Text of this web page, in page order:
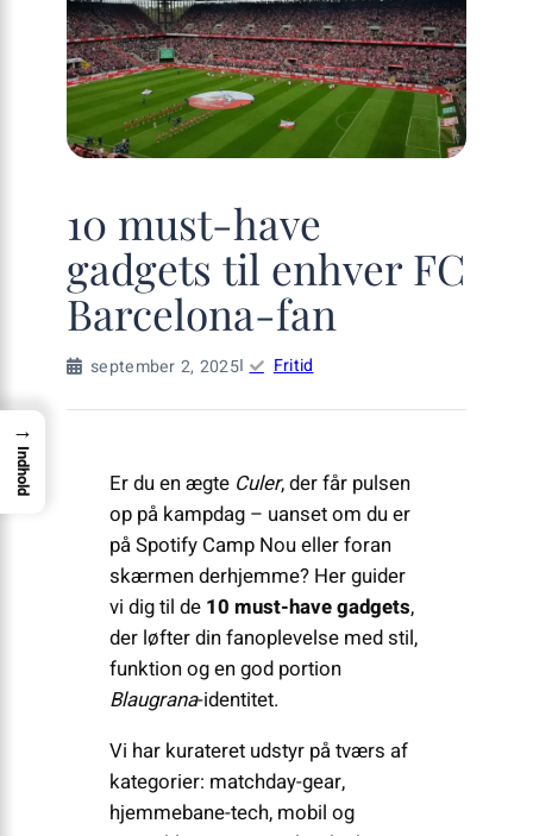
10 must-have
gadgets til enhver FC
Barcelona-fan
september 2, 2025I Fritid
Er du en ægte Culer, der får pulsen
op på kampdag – uanset om du er
på Spotify Camp Nou eller foran
skærmen derhjemme? Her guider
vi dig til de 10 must-have gadgets,
der løfter din fanoplevelse med stil,
funktion og en god portion
Blaugrana-identitet.
Vi har kurateret udstyr på tværs af
kategorier: matchday-gear,
hjemmebane-tech, mobil og
→
Indhold